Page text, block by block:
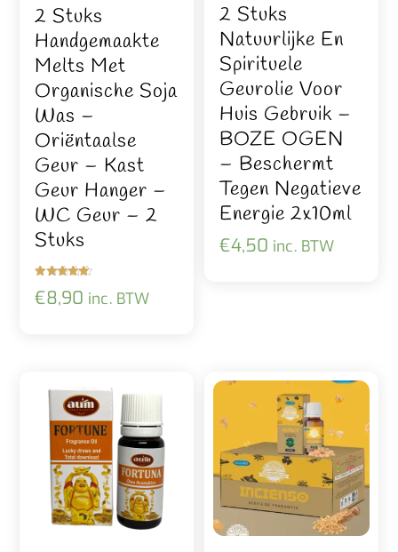
2 Stuks
Handgemaakte
Melts Met
Organische Soja
Was –
Oriëntaalse
Geur – Kast
Geur Hanger –
WC Geur – 2
Stuks
d
5.00
€8,90 inc. BTW
2 Stuks
Natuurlijke En
Spirituele
Geurolie Voor
Huis Gebruik –
BOZE OGEN
– Beschermt
Tegen Negatieve
Energie 2x10ml
€4,50 inc. BTW